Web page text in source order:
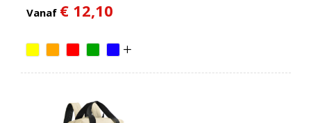
Vanaf € 12,10